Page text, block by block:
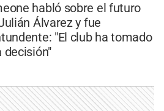
habló sobre el futuro
Álvarez y fue
"El club ha tomado
decisión"